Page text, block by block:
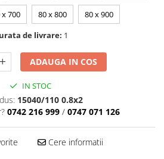
x 700 80 x 800
80 x 900
de livrare: 1
ADAUGA IN COS
IN STOC
15040/110 0.8x2
0742 216 999 / 0747 071 126
Cere informatii